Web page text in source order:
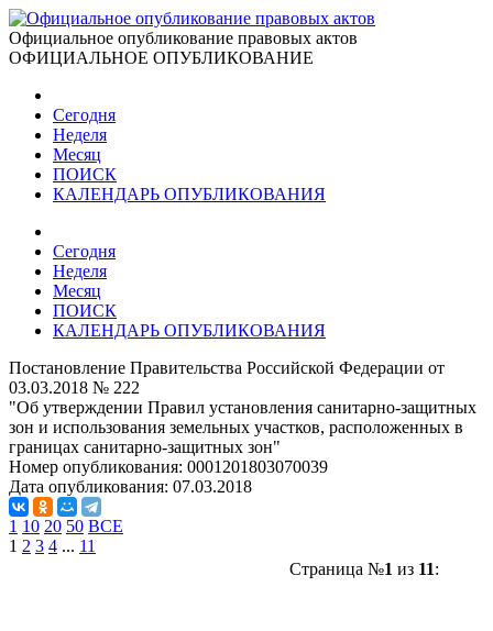
Официальное опубликование правовых актов
ОФИЦИАЛЬНОЕ ОПУБЛИКОВАНИЕ
Сегодня
Неделя
Месяц
ПОИСК
КАЛЕНДАРЬ ОПУБЛИКОВАНИЯ
Сегодня
Неделя
Месяц
ПОИСК
КАЛЕНДАРЬ ОПУБЛИКОВАНИЯ
Постановление Правительства Российской Федерации от
03.03.2018 № 222
"Об утверждении Правил установления санитарно-защитных
зон и использования земельных участков, расположенных в
границах санитарно-защитных зон"
Номер опубликования: 0001201803070039
Дата опубликования: 07.03.2018
1 10 20 50 ВСЕ
1 2 3 4 ... 11
Страница №1 из 11: